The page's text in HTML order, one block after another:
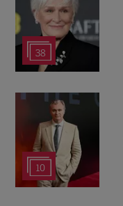
38
10